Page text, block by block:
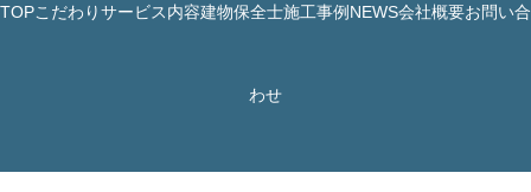
TOPこだわりサービス内容建物保全士施工事例 NEWS会社概要お問い合
わせ